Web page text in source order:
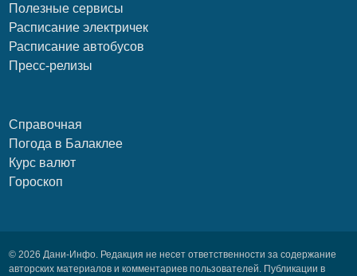
Полезные сервисы
Расписание электричек
Расписание автобусов
Пресс-релизы
Справочная
Погода в Балаклее
Курс валют
Гороскоп
© 2026 Дани-Инфо. Редакция не несет ответственности за содержание
авторских материалов и комментариев пользователей. Публикации в